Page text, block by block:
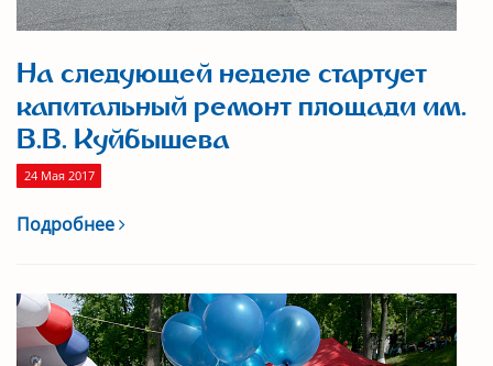
На следующей неделе стартует
капитальный ремонт площади им.
В.В. Куйбышева
24 Мая 2017
Подробнее